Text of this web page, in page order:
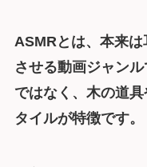
ASMRとは、本来
させる動画ジャン
ではなく、木の道
タイルが特徴です。